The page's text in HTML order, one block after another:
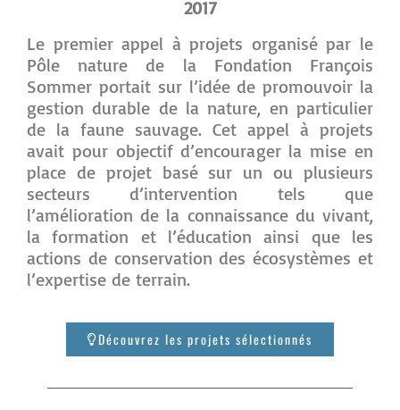
2017
Le premier appel à projets organisé par le
Pôle nature de la Fondation François
Sommer portait sur l’idée de promouvoir la
gestion durable de la nature, en particulier
de la faune sauvage. Cet appel à projets
avait pour objectif d’encourager la mise en
place de projet basé sur un ou plusieurs
secteurs d’intervention tels que
l’amélioration de la connaissance du vivant,
la formation et l’éducation ainsi que les
actions de conservation des écosystèmes et
l’expertise de terrain.
Découvrez les projets sélectionnés